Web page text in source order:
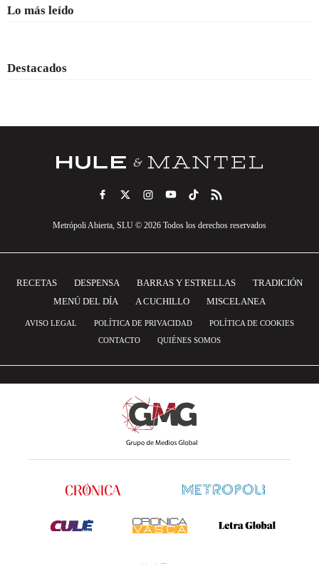
Lo más leído
Destacados
Metrópoli Abierta, SLU © 2026 Todos los derechos reservados
RECETAS DESPENSA BARRAS Y ESTRELLAS
TRADICIÓN
MENÚ DEL DÍA
A CUCHILLO MISCELANEA
AVISO LEGAL POLÍTICA DE PRIVACIDAD
POLÍTICA DE COOKIES
CONTACTO
QUIÉNES SOMOS